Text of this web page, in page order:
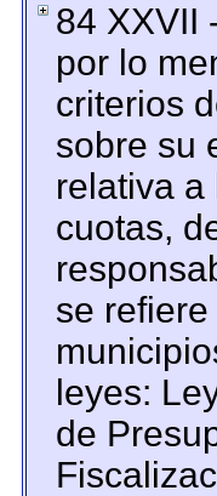
84 XXVII
por lo
criterios
sobre su
relativa a
cuotas,
se
leyes:
de